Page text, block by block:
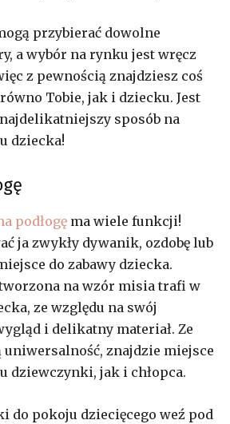
przybierać dowolne
a wybór na rynku jest wręcz
z pewnością znajdziesz coś
Tobie, jak i dziecku. Jest
sposób na
dziecka!
podłogę ma wiele funkcji!
ja zwykły dywanik, ozdobę lub
do zabawy dziecka.
na wzór misia trafi w
ze względu na swój
i delikatny materiał. Ze
uniwersalność, znajdzie miejsce
dziewczynki, jak i chłopca.
do pokoju dziecięcego weź pod